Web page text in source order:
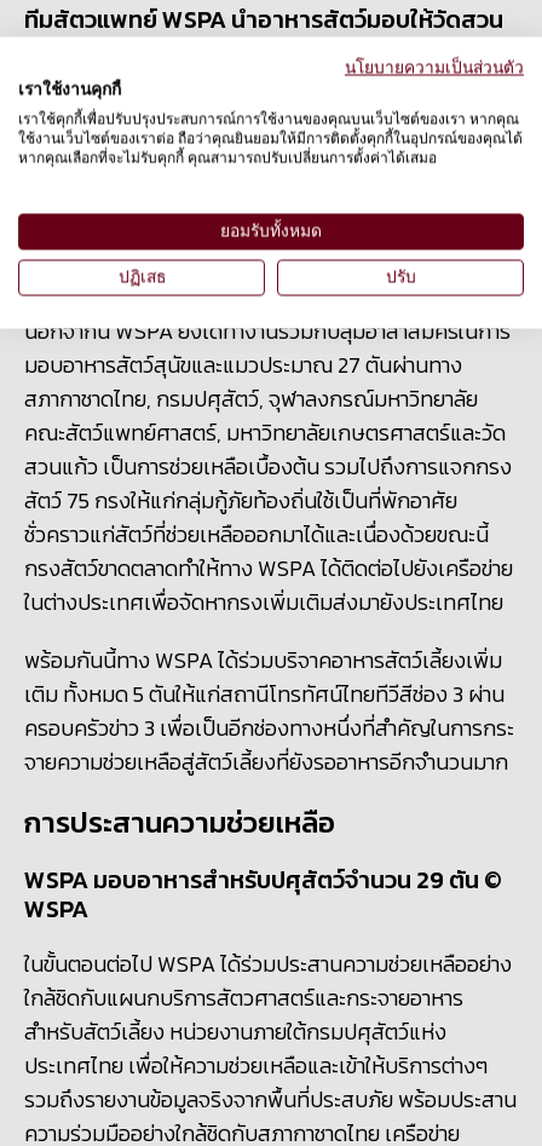
ทีมสัตวแพทย์ WSPA นำอาหารสัตว์มอบให้วัดสวน
แก้ว© WSPA
นอกจากนี้ที่ผ่านมาทีมงานได้เริ่มเข้าช่วยเหลือสัตว์ที่ได้รับ
ผลกระทบและประสบอุทกภัยตั้งแต่เดือนสิงหาคม โดยทีม
งานของ WSPA เดินทางไปจังหวัดพิจิตร มอบอาหารเพื่อ
ช่วยชีวิตปศุสัตว์กว่า 2,000 ตัว และมอบอาหารสำหรับสัตว์
29 ตัน ไปยังพื้นที่สามจังหวัดภาคกลางที่น้ำท่วมหนัก ซึ่ง
สามารถช่วยเหลือสัตว์ได้ 6,000 ตัวนาน 6 สัปดาห์
นอกจากนี้ WSPA ยังได้ทำงานร่วมกับลุ่มอาสาสมัครในการ
มอบอาหารสัตว์สุนัขและแมวประมาณ 27 ตันผ่านทาง
สภากาชาดไทย, กรมปศุสัตว์, จุฬาลงกรณ์มหาวิทยาลัย
คณะสัตว์แพทย์ศาสตร์, มหาวิทยาลัยเกษตรศาสตร์และวัด
สวนแก้ว เป็นการช่วยเหลือเบื้องต้น รวมไปถึงการแจกกรง
สัตว์ 75 กรงให้แก่กลุ่มกู้ภัยท้องถิ่นใช้เป็นที่พักอาศัย
ชั่วคราวแก่สัตว์ที่ช่วยเหลือออกมาได้และเนื่องด้วยขณะนี้
กรงสัตว์ขาดตลาดทำให้ทาง WSPA ได้ติดต่อไปยังเครือข่าย
ในต่างประเทศเพื่อจัดหากรงเพิ่มเติมส่งมายังประเทศไทย
พร้อมกันนี้ทาง WSPA ได้ร่วมบริจาคอาหารสัตว์เลี้ยงเพิ่ม
เติม ทั้งหมด 5 ตันให้แก่สถานีโทรทัศน์ไทยทีวีสีช่อง 3 ผ่าน
ครอบครัวข่าว 3 เพื่อเป็นอีกช่องทางหนึ่งที่สำคัญในการกระ
จายความช่วยเหลือสู่สัตว์เลี้ยงที่ยังรออาหารอีกจำนวนมาก
การประสานความช่วยเหลือ
WSPA มอบอาหารสำหรับปศุสัตว์จำนวน 29 ตัน ©
WSPA
ในขั้นตอนต่อไป WSPA ได้ร่วมประสานความช่วยเหลืออย่าง
ใกล้ชิดกับแผนกบริการสัตวศาสตร์และกระจายอาหาร
สำหรับสัตว์เลี้ยง หน่วยงานภายใต้กรมปศุสัตว์แห่ง
ประเทศไทย เพื่อให้ความช่วยเหลือและเข้าให้บริการต่างๆ
รวมถึงรายงานข้อมูลจริงจากพื้นที่ประสบภัย พร้อมประสาน
ความร่วมมืออย่างใกล้ชิดกับสภากาชาดไทย เครือข่าย
นโยบายความเป็นส่วนตัว
เราใช้งานคุกกี้
เราใช้คุกกี้เพื่อปรับปรุงประสบการณ์การใช้งานของคุณบนเว็บไซต์ของเรา หากคุณ
ใช้งานเว็บไซต์ของเราต่อ ถือว่าคุณยินยอมให้มีการติดตั้งคุกกี้ในอุปกรณ์ของคุณได้
หากคุณเลือกที่จะไม่รับคุกกี้ คุณสามารถปรับเปลี่ยนการตั้งค่าได้เสมอ
ยอมรับทั้งหมด
ปฏิเสธ ปรับ